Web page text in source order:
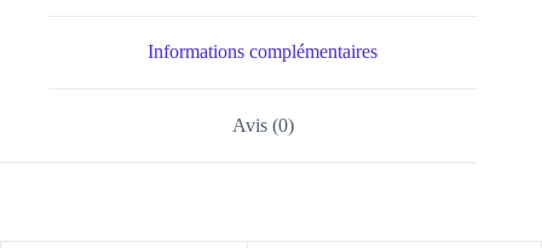
Informations complémentaires
Avis (0)